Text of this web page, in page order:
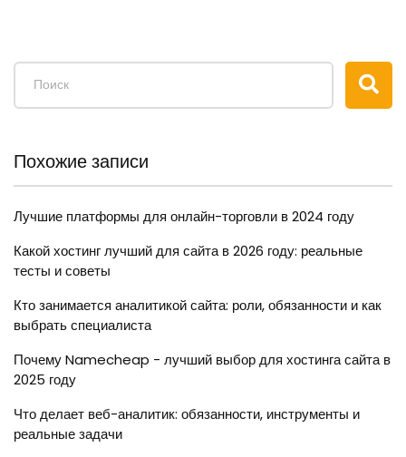
Похожие записи
Лучшие платформы для онлайн-торговли в 2024 году
Какой хостинг лучший для сайта в 2026 году: реальные
тесты и советы
Кто занимается аналитикой сайта: роли, обязанности и как
выбрать специалиста
Почему Namecheap - лучший выбор для хостинга сайта в
2025 году
Что делает веб-аналитик: обязанности, инструменты и
реальные задачи